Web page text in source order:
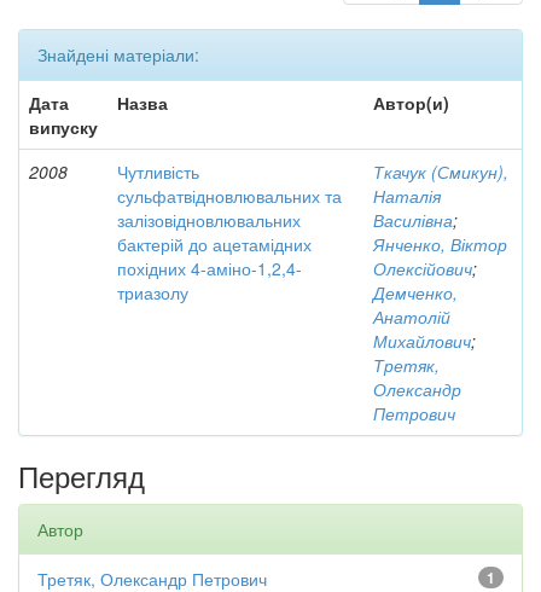
Знайдені матеріали:
Дата
випуску
Назва Автор(и)
2008
Чутливість
сульфатвідновлювальних та
залізовідновлювальних
бактерій до ацетамідних
похідних 4-аміно-1,2,4-
триазолу
Ткачук (Смикун),
Наталія
Василівна;
Янченко, Віктор
Олексійович;
Демченко,
Анатолій
Михайлович;
Третяк,
Олександр
Петрович
Перегляд
Автор
1
Третяк, Олександр Петрович